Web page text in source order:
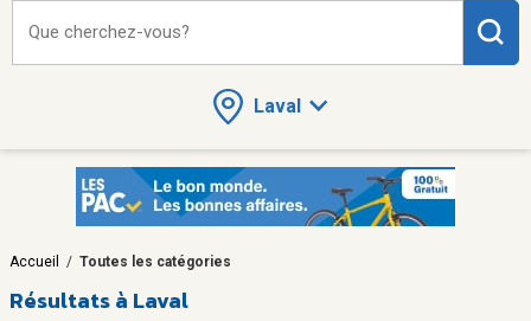
Laval
Que cherchez-vous?
Accueil / Toutes les catégories
Résultats à Laval